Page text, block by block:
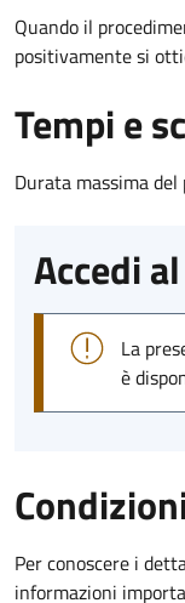
Quando il
positivamente si
Tempi e
Durata massima
Accedi
La
è
Per conoscere i
informazioni